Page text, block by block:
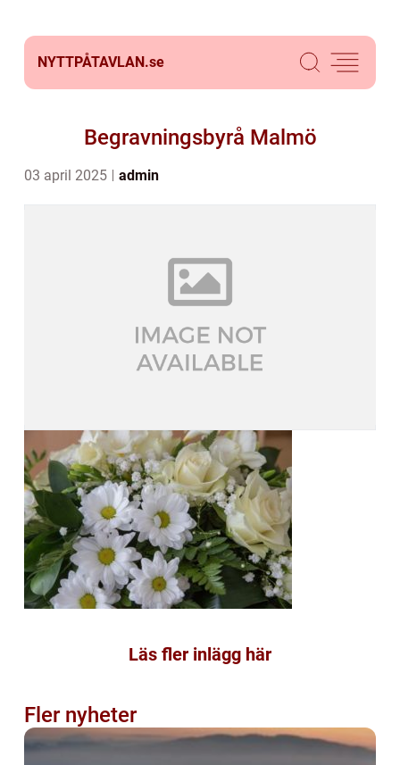
NYTTPÅTAVLAN.se
Begravningsbyrå Malmö
03 april 2025 admin
Läs fler inlägg här
Fler nyheter